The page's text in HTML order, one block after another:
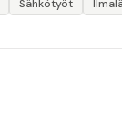
Sähkötyöt